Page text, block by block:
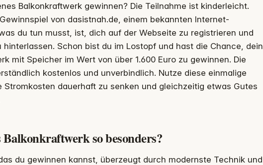
Balkonkraftwerk gewinnen? Die Teilnahme ist kinderleicht.
von dasistnah.de, einem bekannten Internet-
du tun musst, ist, dich auf der Webseite zu registrieren und
hinterlassen. Schon bist du im Lostopf und hast die Chance, dein
mit Speicher im Wert von über 1.600 Euro zu gewinnen. Die
kostenlos und unverbindlich. Nutze diese einmalige
Stromkosten dauerhaft zu senken und gleichzeitig etwas Gutes
Balkonkraftwerk so besonders?
du gewinnen kannst, überzeugt durch modernste Technik und